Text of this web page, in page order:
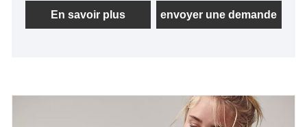
méthodes de gestion, force technique forte,
continuera à approfondir la réforme, mécanisme
commerciales.
En savoir plus envoyer une demande